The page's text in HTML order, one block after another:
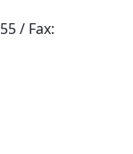
/ Fax: